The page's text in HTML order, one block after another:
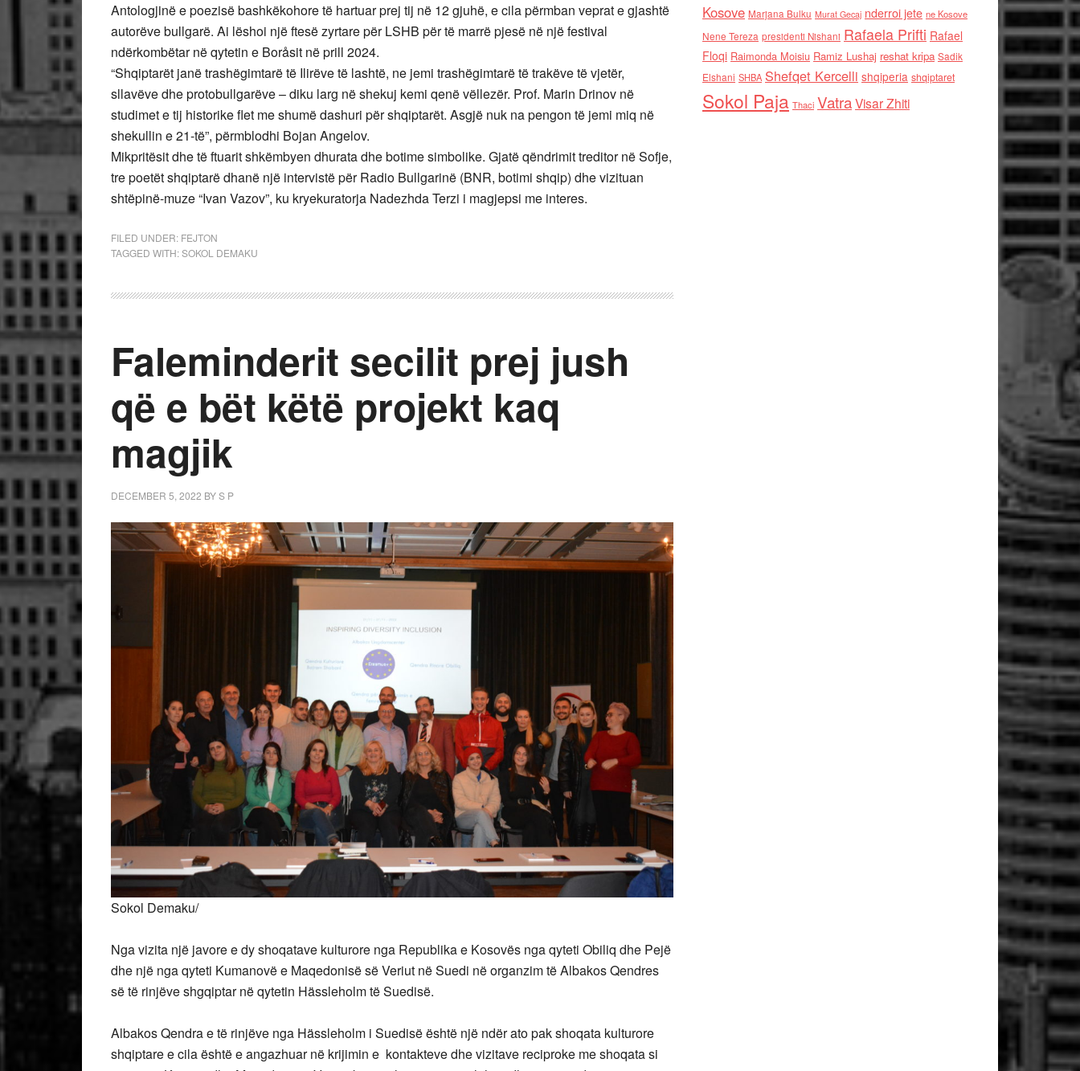
Antologjinë e poezisë bashkëkohore të hartuar prej tij në 12 gjuhë, e cila përmban veprat e gjashtë
autorëve bullgarë. Ai lëshoi ​​një ftesë zyrtare për LSHB për të marrë pjesë në një festival
ndërkombëtar në qytetin e Boråsit në prill 2024.
“Shqiptarët janë trashëgimtarë të Ilirëve të lashtë, ne jemi trashëgimtarë të trakëve të vjetër,
sllavëve dhe protobullgarëve – diku larg në shekuj kemi qenë vëllezër. Prof. Marin Drinov në
studimet e tij historike flet me shumë dashuri për shqiptarët. Asgjë nuk na pengon të jemi miq në
shekullin e 21-të”, përmblodhi Bojan Angelov.
Mikpritësit dhe të ftuarit shkëmbyen dhurata dhe botime simbolike. Gjatë qëndrimit treditor në Sofje,
tre poetët shqiptarë dhanë një intervistë për Radio Bullgarinë (BNR, botimi shqip) dhe vizituan
shtëpinë-muze “Ivan Vazov”, ku kryekuratorja Nadezhda Terzi i magjepsi me interes.
FILED UNDER: FEJTON
TAGGED WITH:SOKOL DEMAKU
Faleminderit secilit prej jush
që e bët këtë projekt kaq
magjik
DECEMBER 5, 2022 BYS P
Sokol Demaku/
Nga vizita një javore e dy shoqatave kulturore nga Republika e Kosovës nga qyteti Obiliq dhe Pejë
dhe një nga qyteti Kumanovë e Maqedonisë së Veriut në Suedi në organzim të Albakos Qendres
së të rinjëve shgqiptar në qytetin Hässleholm të Suedisë.
Albakos Qendra e të rinjëve nga Hässleholm i Suedisë është një ndër ato pak shoqata kulturore
shqiptare e cila është e angazhuar në krijimin e kontakteve dhe vizitave reciproke me shoqata si
Kosove Marjana Bulku Murat Gecaj nderroi jete ne Kosove
Nene Tereza presidenti Nishani Rafaela Prifti Rafael
Floqi Raimonda Moisiu Ramiz Lushaj reshat kripa Sadik
Elshani SHBA Shefqet Kercelli shqiperia shqiptaret
Sokol Paja Thaci VatraVisar Zhiti